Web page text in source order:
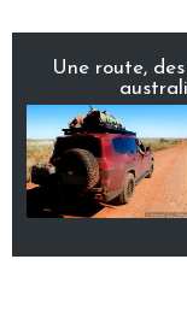
Une route,